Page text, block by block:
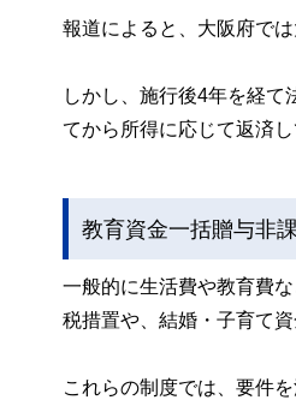
報道によると、大阪府で
しかし、施行後4年を経
てから所得に応じて返済
教育資金一括贈与非
一般的に生活費や教育費
税措置や、結婚・子育て
これらの制度では、要件